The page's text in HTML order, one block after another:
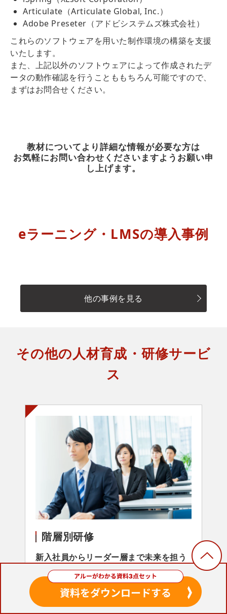
Articulate（Articulate Global, Inc.）
Adobe Preseter（アドビシステムズ株式会社）
これらのソフトウェアを用いた制作環境の構築を支援
いたします。
また、上記以外のソフトウェアによって作成されたデ
ータの動作確認を行うことももちろん可能ですので、
まずはお問合せください。
教材についてより詳細な情報が必要な方は
お気軽にお問い合わせくださいますようお願い申
し上げます。
eラーニング・LMSの導入事例
他の事例を見る
その他の人材育成・研修サービ
ス
階層別研修
新入社員からリーダー層まで未来を担う
人材を育てる
新入社員から管理職までの階層別研修、
経営幹部候補育成などお客さまのニーズ